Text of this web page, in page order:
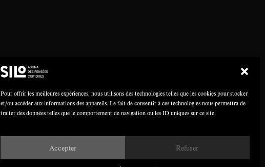
Pour offrir les meilleures expériences, nous utilisons des technologies telles que les cookies pour stocker
et/ou accéder aux informations des appareils. Le fait de consentir à ces technologies nous permettra de
traiter des données telles que le comportement de navigation ou les ID uniques sur ce site.
Accepter Refuser